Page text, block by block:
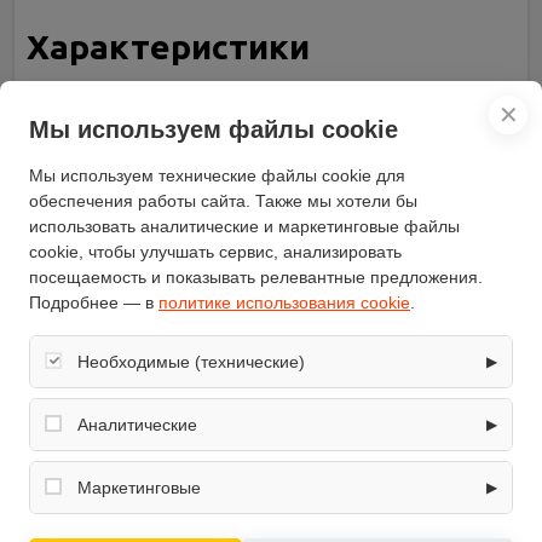
Характеристики
Глубина (см)
30.7
Освещение
галогенная лампа
модель
Интегра 45 черный / черный
Материал корпуса
металл
Диаметр патрубка
воздуховода (мм)
120
Потребляемая мощность
(Вт)
Управление
механическое, кнопочное
Количество двигателей
1
Цвет корпуса
Количество скоростей
2
Установка
✕
Мы используем файлы cookie
Мы используем технические файлы cookie для
обеспечения работы сайта. Также мы хотели бы
использовать аналитические и маркетинговые файлы
cookie, чтобы улучшать сервис, анализировать
посещаемость и показывать релевантные предложения.
Подробнее — в политике использования cookie
Необходимые (технические) ▶
Обеспечивают корректную работу сайта: оформление
заказа, корзина, вход в личный кабинет. Без них основные
Аналитические ▶
Собирают обезличенную информацию о посещениях и
использовании сайта (например, счётчики аналитики),
Маркетинговые ▶